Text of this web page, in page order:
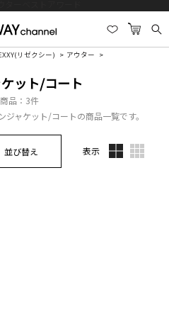
リゼクシー) アウター
ット/コート
品： 3件
ジャケット/コートの商品一覧です。
並び替え 表示